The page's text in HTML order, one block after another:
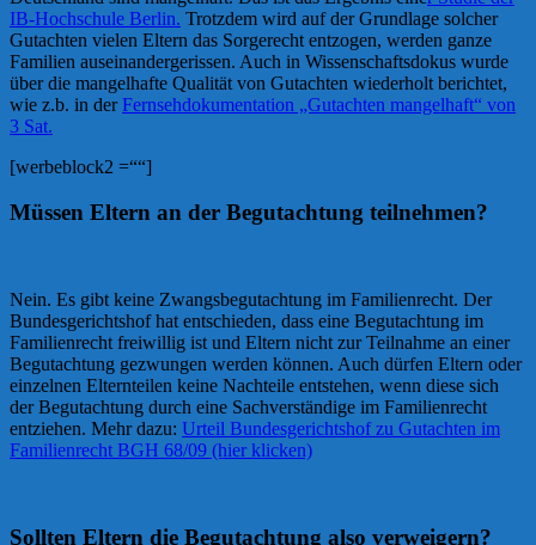
IB-Hochschule Berlin. Trotzdem wird auf der Grundlage solcher
Gutachten vielen Eltern das Sorgerecht entzogen, werden ganze
Familien auseinandergerissen. Auch in Wissenschaftsdokus wurde
über die mangelhafte Qualität von Gutachten wiederholt berichtet,
wie z.b. in derFernsehdokumentation „Gutachten mangelhaft“ von
3 Sat.
[werbeblock2 =““]
Müssen Eltern an der Begutachtung teilnehmen?
Nein. Es gibt keine Zwangsbegutachtung im Familienrecht. Der
Bundesgerichtshof hat entschieden, dass eine Begutachtung im
Familienrecht freiwillig ist und Eltern nicht zur Teilnahme an einer
Begutachtung gezwungen werden können. Auch dürfen Eltern oder
einzelnen Elternteilen keine Nachteile entstehen, wenn diese sich
der Begutachtung durch eine Sachverständige im Familienrecht
entziehen. Mehr dazu: Urteil Bundesgerichtshof zu Gutachten im
Familienrecht BGH 68/09 (hier klicken)
Sollten Eltern die Begutachtung also verweigern?